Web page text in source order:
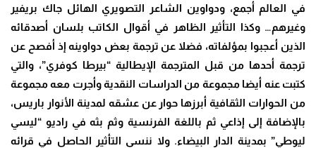
في العالم أجمع، ودواوين الشاعر التصويري الهائل جاك بريفير
وغيرهم… وكذا التأثير الظاهر في أقوال الكاتب بلسان أصدقائه
الذين أعجبوا بمؤلفاته، فضلا عن ترجمة بعض دواوينه إذ أفصح عن
ترجمة أحدها من قبل المترجمة الإيطالية “بيرطا كوفري”، والتي
كتبت عنه أيضا مجموعة من الدراسات النقدية وأجرت معه مجموعة
من الحوارات الثقافية أبرزها حوار عن عشقه لمدينة الأنوار باريس،
بالإضافة إلى إذاعي ثم باللغة الفرنسية وثم بثه في راديو “ليسي
ليوطي” بمدينة الدار البيضاء. ولا ننسى التأثير الحاصل في قرائه